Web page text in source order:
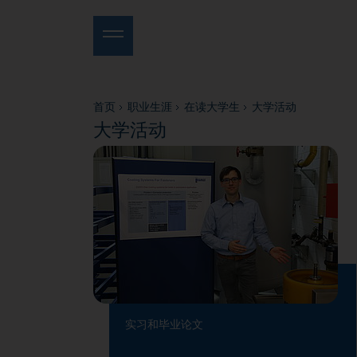
首页 职业生涯 在读大学生 大学活动
大学活动
实习和毕业论文